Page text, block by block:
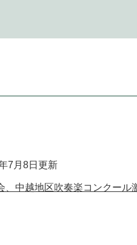
7月8日更新
、中越地区吹奏楽コンクール